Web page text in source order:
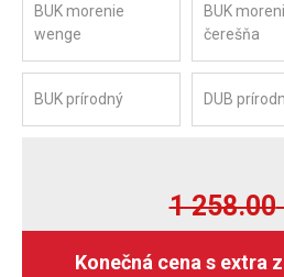
BUK morenie
wenge
BUK
čerešňa
BUK prírodný DUB
1 258.00